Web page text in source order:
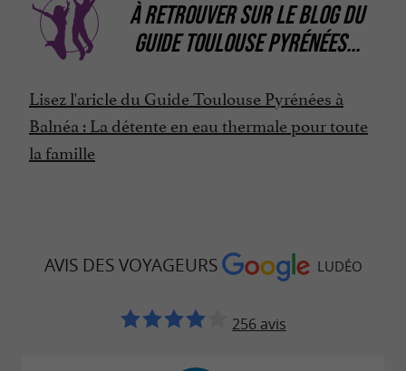
À RETROUVER SURLE BLOG DU
GUIDE TOULOUSE PYRÉNÉES...
Lisez l'aricle du Guide Toulouse Pyrénées à
Balnéa : La détente en eau thermale pour toute
la famille
AVIS DES VOYAGEURS LUDÉO
256 avis